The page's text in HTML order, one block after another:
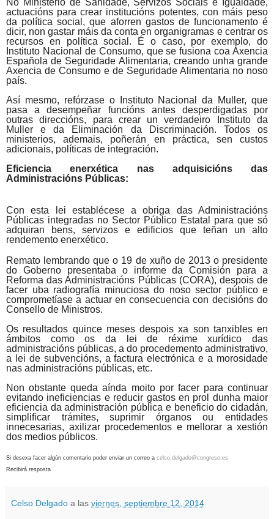
actuacións para crear institucións potentes, con máis peso
da política social, que aforren gastos de funcionamento é
dicir, non gastar máis da conta en organigramas e centrar os
recursos en política social. É o caso, por exemplo, do
Instituto Nacional de Consumo, que se fusiona coa Axencia
Española de Seguridade Alimentaria, creando unha grande
Axencia de Consumo e de Seguridade Alimentaria no noso
país.
Así mesmo, refórzase o Instituto Nacional da Muller, que
pasa a desempeñar funcións antes desperdigadaspor
outras direccións, para crear un verdadeiro Instituto da
Muller e da Eliminación da Discriminación. Todos os
ministerios, ademais, poñerán en práctica, sen custos
adicionais, políticas de integración.
Eficiencia enerxética nas adquisicións das
Administracións Públicas:
Con esta lei establécese a obriga das Administracións
Públicas integradas no Sector Público Estatal para que só
adquiran bens, servizos e edificios que teñan un alto
rendemento enerxético.
Remato lembrando que o 19 de xuño de 2013 o presidente
do Goberno presentaba o informe da Comisión para a
Reforma das Administracións Públicas (CORA), despois de
facer uba radiografía minuciosa do noso sector público e
comprometíase a actuar en consecuencia con decisións do
Consello de Ministros.
Os resultados quince meses despois xa son tanxibles en
ámbitos como os da lei de réxime xurídico das
administracións públicas, a do procedemento administrativo,
a lei de subvencións, a factura electrónica e a morosidade
nas administracións públicas, etc.
Non obstante queda aínda moito por facer para continuar
evitando ineficiencias e reducir gastos en prol dunha maior
eficiencia da administración pública e beneficio do cidadán,
simplificar trámites, suprimir órganos ou entidades
innecesarias, axilizar procedementos e mellorar a xestión
dos medios públicos.
Si desexa facer algún comentario poder enviar un correo a celso.delgado@congreso.es
Recibirá resposta
Celso Delgado a las viernes, septiembre 12, 2014